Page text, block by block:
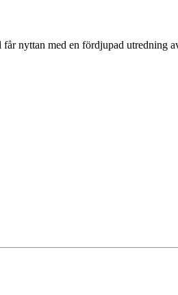
nyttan med en fördjupad utredning